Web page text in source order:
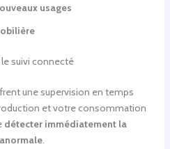
usages
suivi connecté
une supervision en temps
et votre consommation
détecter immédiatement la
.